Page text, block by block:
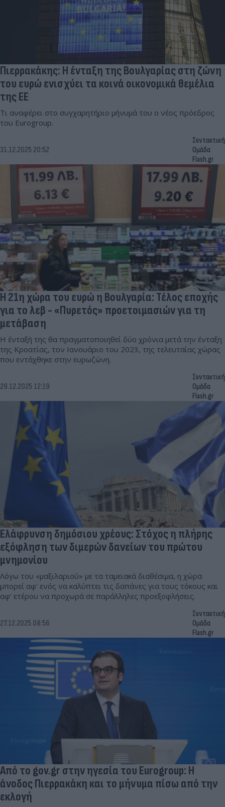
Πιερρακάκης: Η ένταξη της Βουλγαρίας στη ζώνη
του ευρώ ενισχύει τα κοινά οικονομικά θεμέλια
της ΕΕ
Τι αναφέρει στο συγχαρητήριο μήνυμά του ο νέος πρόεδρος
του Eurogroup.
31.12.2025 20:52
Συντακτική
Ομάδα
Flash.gr
Η 21η χώρα του ευρώ η Βουλγαρία: Τέλος εποχής
για το λεβ - «Πυρετός» προετοιμασιών για τη
μετάβαση
Η ένταξή της θα πραγματοποιηθεί δύο χρόνια μετά την ένταξη
της Κροατίας, τον Ιανουάριο του 2023, της τελευταίας χώρας
που εντάχθηκε στην ευρωζώνη.
29.12.2025 12:19
Συντακτική
Ομάδα
Flash.gr
Ελάφρυνση δημόσιου χρέους: Στόχος η πλήρης
εξόφληση των διμερών δανείων του πρώτου
μνημονίου
Λόγω του «μαξιλαριού» με τα ταμειακά διαθέσιμα, η χώρα
μπορεί αφ' ενός να καλύπτει τις δαπάνες για τους τόκους και
αφ' ετέρου να προχωρά σε παράλληλες προεξοφλήσεις.
27.12.2025 08:56
Συντακτική
Ομάδα
Flash.gr
Από το gov.gr στην ηγεσία του Eurogroup: Η
άνοδος Πιερρακάκη και το μήνυμα πίσω από την
εκλογή